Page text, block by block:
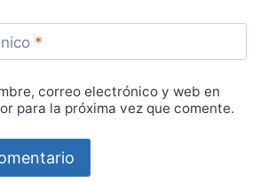
*
correo electrónico y web en
para la próxima vez que comente.